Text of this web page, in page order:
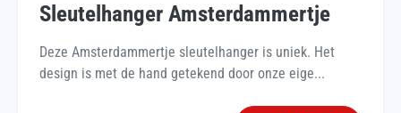
Sleutelhanger Amsterdammertje
Deze Amsterdammertje sleutelhanger is uniek. Het
design is met de hand getekend door onze eige...